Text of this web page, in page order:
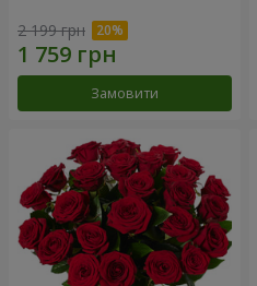
2 199 грн
Замовити